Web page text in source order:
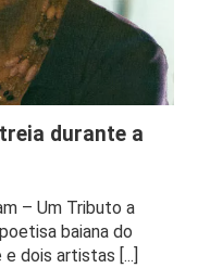
durante a
– Um Tributo a
baiana do
dois artistas [...]